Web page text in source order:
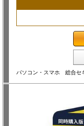
パソコン・スマホ 総合セ